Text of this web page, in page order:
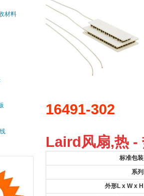
材料
16491-302
Laird风扇,热 -
标准包
系
外形L x W x